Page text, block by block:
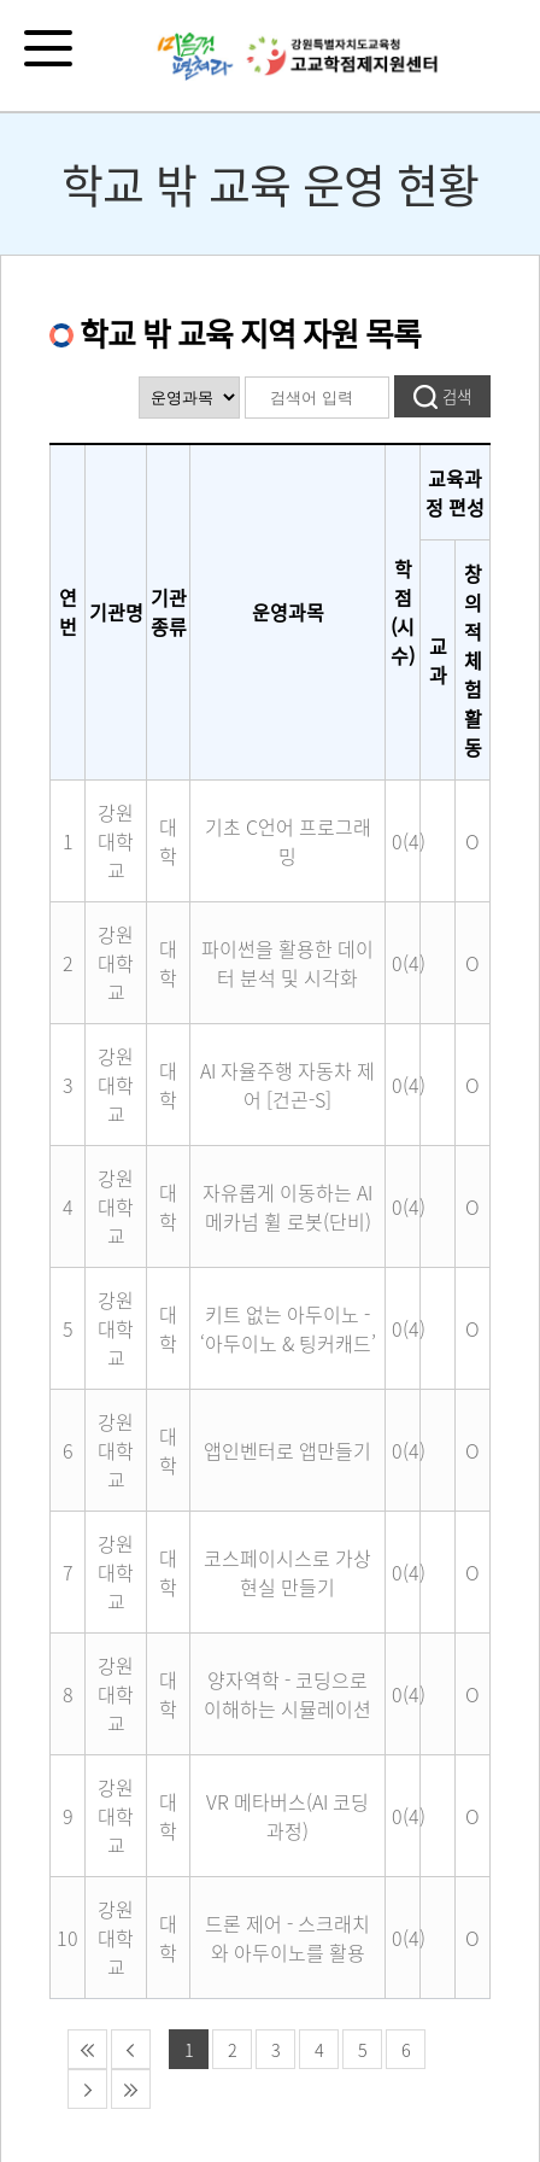
학교 밖 교육 운영 현황
학교 밖 교육 지역 자원 목록
연
번 기관명 기관
종류
운영과목
학
점
(시
수)
교육과
정 편성
교
과
창
의
적
체
험
활
동
1
강원
대학
교
대
학
기초 C언어 프로그래
밍
0(4) O
2
강원
대학
교
대
학
파이썬을 활용한 데이
터 분석 및 시각화
0(4) O
3
강원
대학
교
대
학
AI 자율주행 자동차 제
어 [건곤-S]
0(4) O
4
강원
대학
교
대
학
자유롭게 이동하는 AI
메카넘 휠 로봇(단비)
0(4) O
5
강원
대학
교
대
학
키트 없는 아두이노 -
‘아두이노 & 팅커캐드’
0(4) O
6
강원
대학
교
대
학
앱인벤터로 앱만들기 0(4) O
7
강원
대학
교
대
학
코스페이시스로 가상
현실 만들기
0(4) O
8
강원
대학
교
대
학
양자역학 - 코딩으로
이해하는 시뮬레이션
0(4) O
9
강원
대학
교
대
학
VR 메타버스(AI 코딩
과정)
0(4) O
10
강원
대학
교
대
학
드론 제어 - 스크래치
와 아두이노를 활용
0(4) O
1 2 3 4 5 6